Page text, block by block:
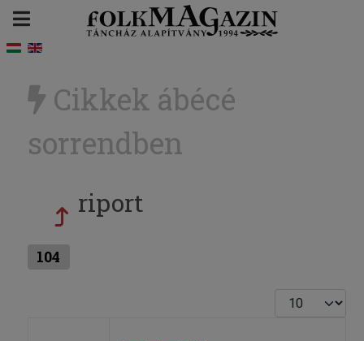
Cikkek ábécé
sorrendben
riport
104
Tételek #